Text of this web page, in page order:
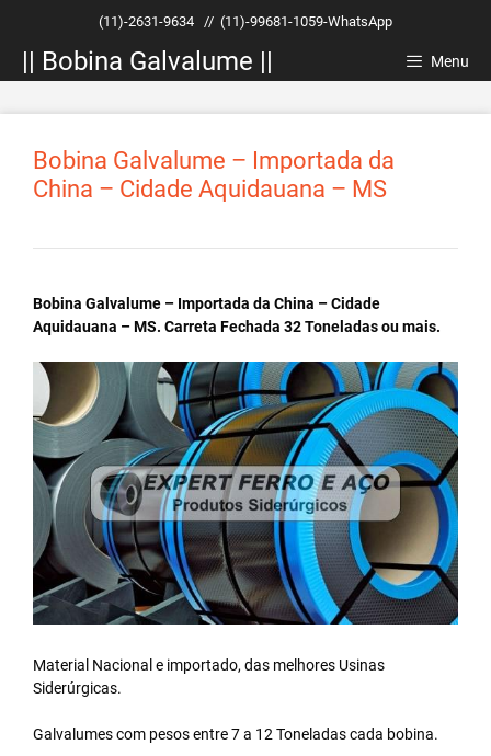
conteúdo
(11)-2631-9634 // (11)-99681-1059-WhatsApp
|| Bobina Galvalume || Menu
Bobina Galvalume – Importada da
China – Cidade Aquidauana – MS
Bobina Galvalume – Importada da China – Cidade
Aquidauana – MS. Carreta Fechada 32 Toneladas ou mais.
Material Nacional e importado, das melhores Usinas
Siderúrgicas.
Galvalumes com pesos entre 7 a 12 Toneladas cada bobina.